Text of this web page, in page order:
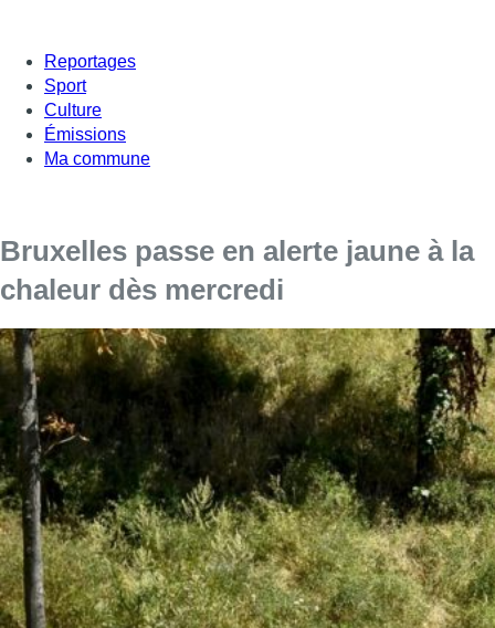
Reportages
Sport
Culture
Émissions
Ma commune
Bruxelles passe en alerte jaune à la
chaleur dès mercredi